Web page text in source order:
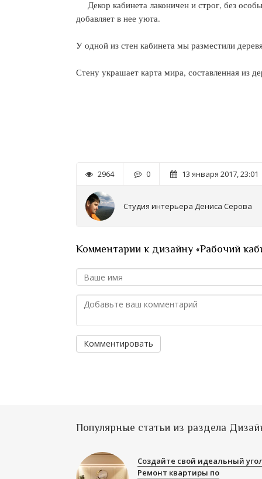
Декор кабинета лаконичен и строг, без
добавляет в нее уюта.
У одной из стен кабинета мы разместили
Стену украшает карта мира, составленная из
2964 0 13 января 2017, 23:01
Студия интерьера Дениса Серова
Комментарии к дизайну «Рабочий
Комментировать
Популярные статьи из раздела
Создайте свой идеальный
Ремонт квартиры по